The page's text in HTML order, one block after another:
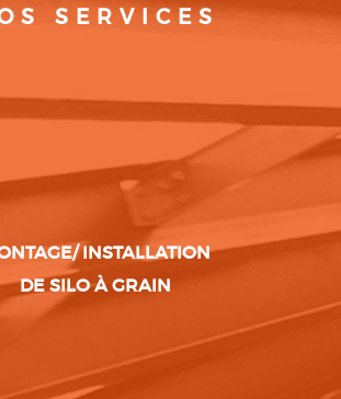
SERVICES
INSTALLATION
DE SILO À GRAIN